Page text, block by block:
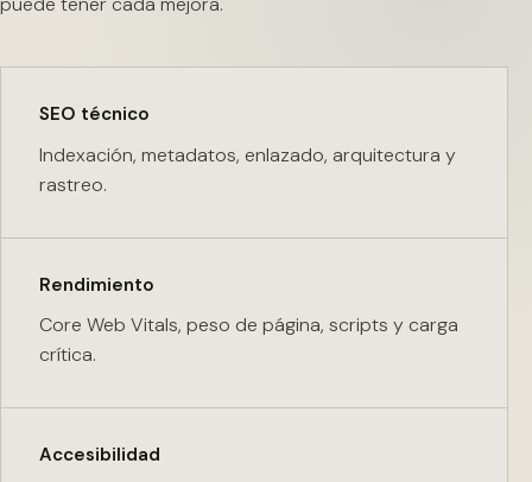
SEO técnico
Indexación, metadatos, enlazado, arquitectura y
rastreo.
Rendimiento
Core Web Vitals, peso de página, scripts y carga
crítica.
Accesibilidad